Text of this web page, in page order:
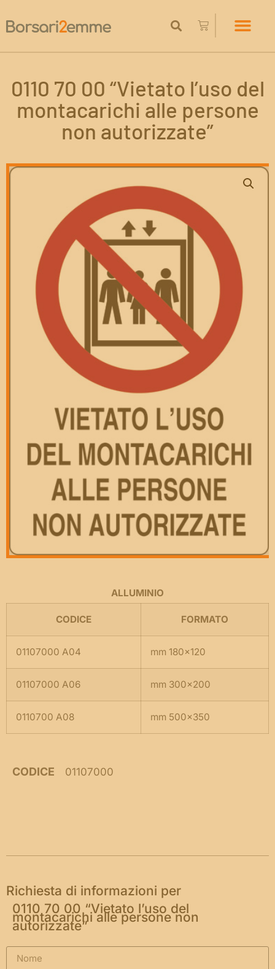
0110 70 00 “Vietato l’uso del
montacarichi alle persone
non autorizzate”
ALLUMINIO
CODICE FORMATO
01107000 A04 mm 180×120
01107000 A06 mm 300×200
0110700 A08 mm 500×350
CODICE 01107000
Richiesta di informazioni per
0110 70 00 “Vietato l’uso del
montacarichi alle persone non
autorizzate”